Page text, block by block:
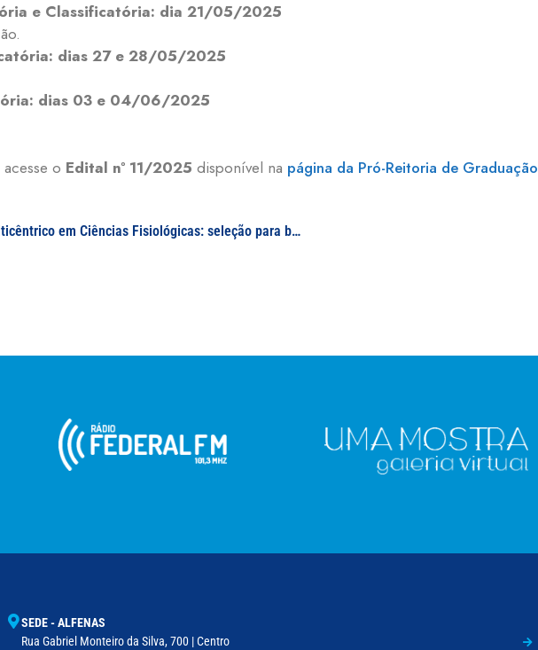
e Classificatória: dia 21/05/2025
dias 27 e 28/05/2025
dias 03 e 04/06/2025
o Edital nº 11/2025 disponível na página da Pró-Reitoria de Graduação
Programa de Pós-Graduação Multicêntrico em Ciências Fisiológicas: seleção para bolsista de doutorado estrangeiro
SEDE - ALFENAS
Rua Gabriel Monteiro da Silva, 700 | Centro